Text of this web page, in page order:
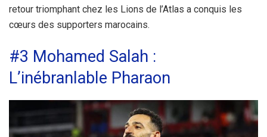
retour triomphant chez les Lions de l’Atlas a conquis les
cœurs des supporters marocains.
#3 Mohamed Salah :
L’inébranlable Pharaon